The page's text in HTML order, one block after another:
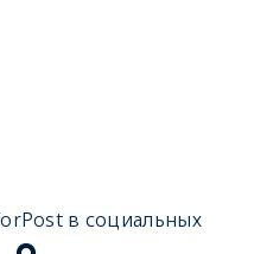
в социальных